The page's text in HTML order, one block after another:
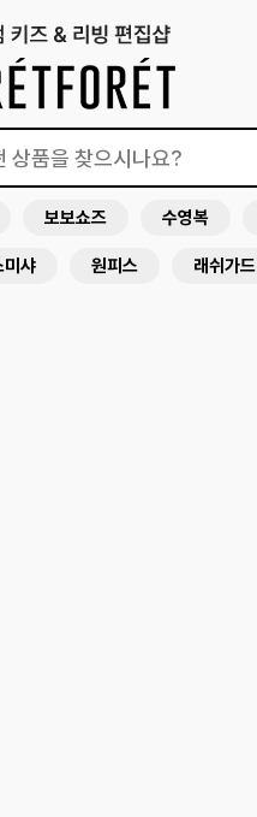
보보쇼즈 수영복
미샤 원피스 래쉬가드